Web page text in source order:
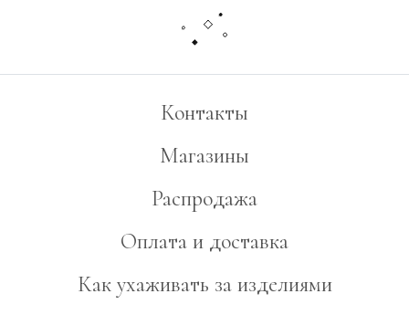
Контакты
Магазины
Распродажа
Оплата и доставка
Как ухаживать за изделиями